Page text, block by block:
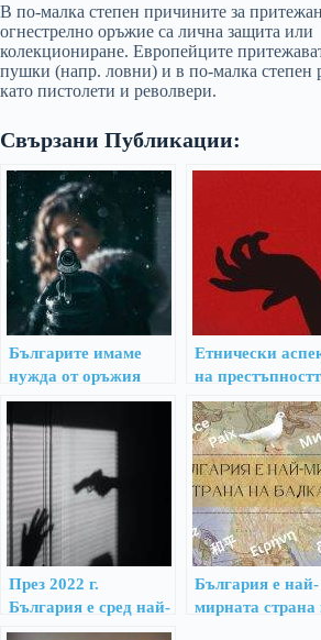
В по-малка степен причините за
огнестрелно оръжие са лична защита или
колекциониране. Европейците
пушки (напр. ловни) и в по-малка степен
като пистолети и револвери.
Свързани Публикации:
Българите имаме
нужда от оръжия
Eтнически
на
България и
Македония към
г.
През 2022 г.
България е сред най-
безопасните страни в
България е най-
мирната страна